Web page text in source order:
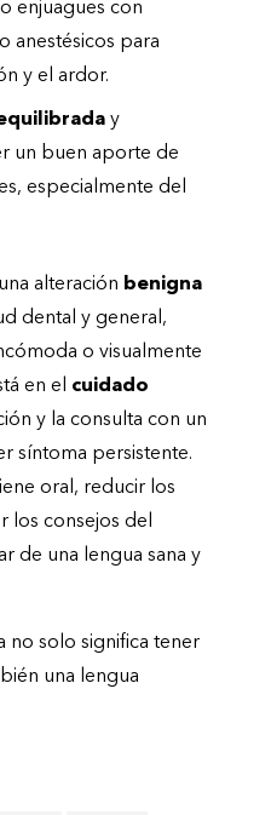
enjuagues con
anestésicos para
y el ardor.
y
un buen aporte de
especialmente del
alteración benigna
dental y general,
o visualmente
en el cuidado
y la consulta con un
síntoma persistente.
oral, reducir los
los consejos del
de una lengua sana y
no solo significa tener
una lengua